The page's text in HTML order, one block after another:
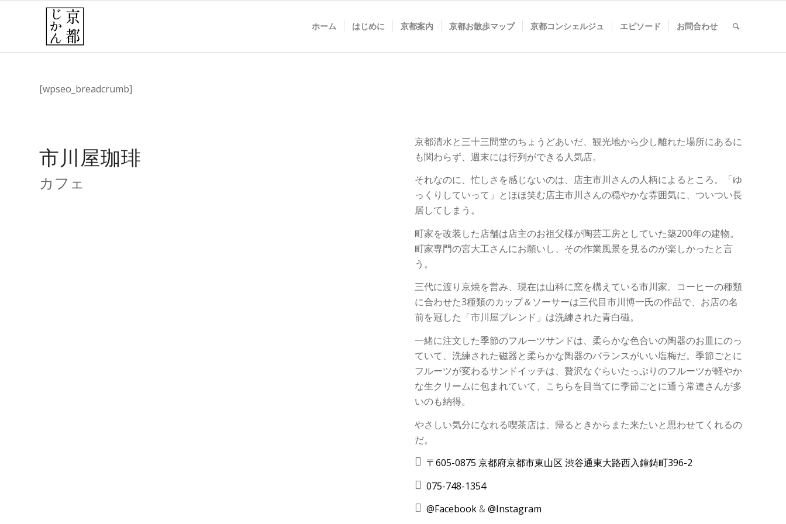
ホーム はじめに 京都案内 京都お散歩マップ 京都コンシェルジュ エピソード お問合わせ
[wpseo_breadcrumb]
市川屋珈琲
カフェ
京都清水と三十三間堂のちょうどあいだ、観光地から少し離れた場所にあるに
も関わらず、週末には行列ができる人気店。
それなのに、忙しさを感じないのは、店主市川さんの人柄によるところ。「ゆ
っくりしていって」とほほ笑む店主市川さんの穏やかな雰囲気に、ついつい長
居してしまう。
町家を改装した店舗は店主のお祖父様が陶芸工房としていた築200年の建物。
町家専門の宮大工さんにお願いし、その作業風景を見るのが楽しかったと言
う。
三代に渡り京焼を営み、現在は山科に窯を構えている市川家。コーヒーの種類
に合わせた3種類のカップ＆ソーサーは三代目市川博一氏の作品で、お店の名
前を冠した「市川屋ブレンド」は洗練された青白磁。
一緒に注文した季節のフルーツサンドは、柔らかな色合いの陶器のお皿にのっ
ていて、洗練された磁器と柔らかな陶器のバランスがいい塩梅だ。季節ごとに
フルーツが変わるサンドイッチは、贅沢なぐらいたっぷりのフルーツが軽やか
な生クリームに包まれていて、こちらを目当てに季節ごとに通う常連さんが多
いのも納得。
やさしい気分になれる喫茶店は、帰るときからまた来たいと思わせてくれるの
だ。
〒605-0875 京都府京都市東山区 渋谷通東大路西入鐘鋳町396-2
075-748-1354
@Facebook&@Instagram